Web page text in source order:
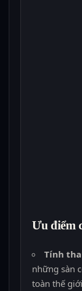
Ưu điểm
Tính
những sàn
toàn thế